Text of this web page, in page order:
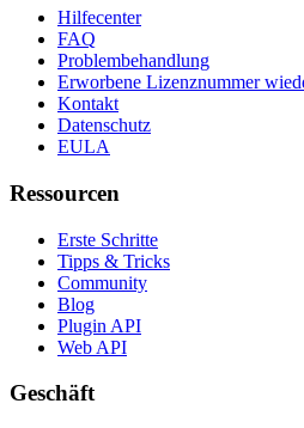
Hilfecenter
FAQ
Problembehandlung
Erworbene Lizenznummer
Kontakt
Datenschutz
EULA
Ressourcen
Erste Schritte
Tipps & Tricks
Community
Blog
Plugin API
Web API
Geschäft